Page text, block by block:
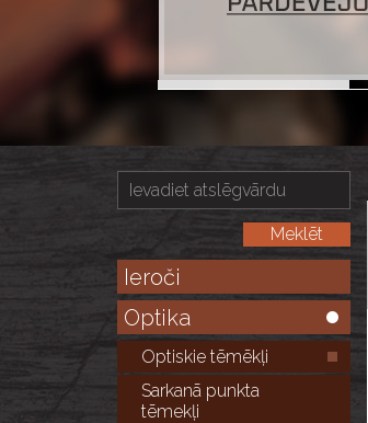
Ieroči
Optika
Optiskie tēmēkļi
Sarkanā punkta
tēmekļi